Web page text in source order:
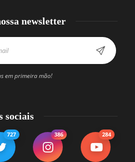
newsletter
em primeira mão!
sociais
727 386 284